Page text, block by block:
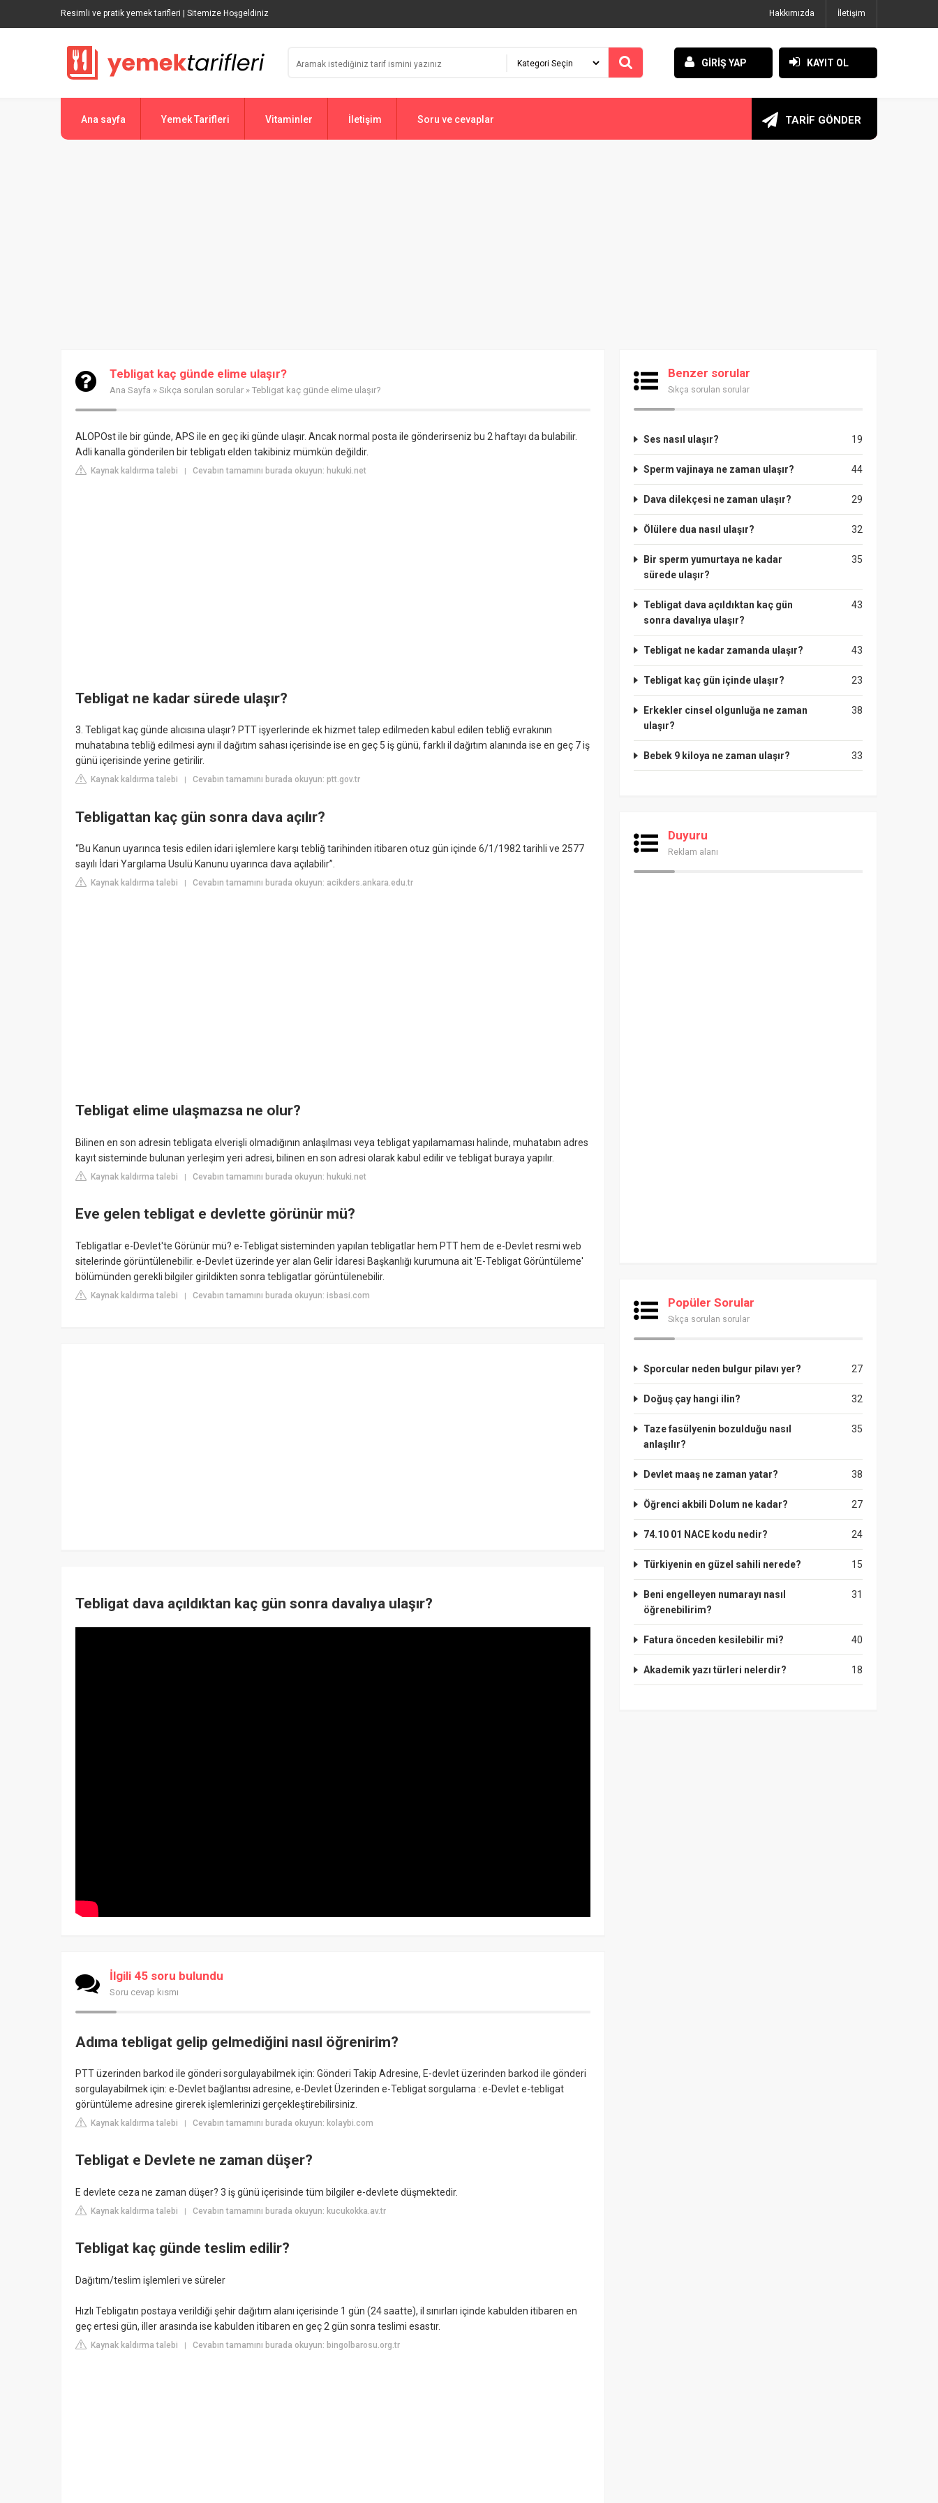
Resimli ve pratik yemek tarifleri | Sitemize Hoşgeldiniz Hakkımızda İletişim
GİRİŞ YAP KAYIT OL
Ana sayfa Yemek Tarifleri Vitaminler İletişim Soru ve cevaplar TARİF GÖNDER
Tebligat kaç günde elime ulaşır?
Ana Sayfa » Sıkça sorulan sorular » Tebligat kaç günde elime ulaşır?
ALOPOst ile bir günde, APS ile en geç iki günde ulaşır. Ancak normal posta ile gönderirseniz bu 2 haftayı da bulabilir.
Adli kanalla gönderilen bir tebligatı elden takibiniz mümkün değildir.
Kaynak kaldırma talebi | Cevabın tamamını burada okuyun: hukuki.net
Tebligat ne kadar sürede ulaşır?
3. Tebligat kaç günde alıcısına ulaşır? PTT işyerlerinde ek hizmet talep edilmeden kabul edilen tebliğ evrakının
muhatabına tebliğ edilmesi aynı il dağıtım sahası içerisinde ise en geç 5 iş günü, farklı il dağıtım alanında ise en geç 7 iş
günü içerisinde yerine getirilir.
Kaynak kaldırma talebi Cevabın tamamını burada okuyun: ptt.gov.tr
Tebligattan kaç gün sonra dava açılır?
“Bu Kanun uyarınca tesis edilen idari işlemlere karşı tebliğ tarihinden itibaren otuz gün içinde 6/1/1982 tarihli ve 2577
sayılı İdari Yargılama Usulü Kanunu uyarınca dava açılabilir”.
Kaynak kaldırma talebi Cevabın tamamını burada okuyun: acikders.ankara.edu.tr
Tebligat elime ulaşmazsa ne olur?
Bilinen en son adresin tebligata elverişli olmadığının anlaşılması veya tebligat yapılamaması halinde, muhatabın adres
kayıt sisteminde bulunan yerleşim yeri adresi, bilinen en son adresi olarak kabul edilir ve tebligat buraya yapılır.
Kaynak kaldırma talebi | Cevabın tamamını burada okuyun: hukuki.net
Eve gelen tebligat e devlette görünür mü?
Tebligatlar e-Devlet'te Görünür mü? e-Tebligat sisteminden yapılan tebligatlar hem PTT hem de e-Devlet resmi web
sitelerinde görüntülenebilir. e-Devlet üzerinde yer alan Gelir İdaresi Başkanlığı kurumuna ait 'E-Tebligat Görüntüleme'
bölümünden gerekli bilgiler girildikten sonra tebligatlar görüntülenebilir.
Kaynak kaldırma talebi | Cevabın tamamını burada okuyun: isbasi.com
Tebligat dava açıldıktan kaç gün sonra davalıya ulaşır?
İlgili 45 soru bulundu
Soru cevap kısmı
Adıma tebligat gelip gelmediğini nasıl öğrenirim?
PTT üzerinden barkod ile gönderi sorgulayabilmek için: Gönderi Takip Adresine, E-devlet üzerinden barkod ile gönderi
sorgulayabilmek için: e-Devlet bağlantısı adresine, e-Devlet Üzerinden e-Tebligat sorgulama : e-Devlet e-tebligat
görüntüleme adresine girerek işlemlerinizi gerçekleştirebilirsiniz.
Kaynak kaldırma talebi | Cevabın tamamını burada okuyun: kolaybi.com
Tebligat e Devlete ne zaman düşer?
E devlete ceza ne zaman düşer? 3 iş günü içerisinde tüm bilgiler e-devlete düşmektedir.
Kaynak kaldırma talebi | Cevabın tamamını burada okuyun: kucukokka.av.tr
Tebligat kaç günde teslim edilir?
Dağıtım/teslim işlemleri ve süreler
Hızlı Tebligatın postaya verildiği şehir dağıtım alanı içerisinde 1 gün (24 saatte), il sınırları içinde kabulden itibaren en
geç ertesi gün, iller arasında ise kabulden itibaren en geç 2 gün sonra teslimi esastır.
Kaynak kaldırma talebi | Cevabın tamamını burada okuyun: bingolbarosu.org.tr
Benzer sorular
Sıkça sorulan sorular
19
Ses nasıl ulaşır?
44
Sperm vajinaya ne zaman ulaşır?
29
Dava dilekçesi ne zaman ulaşır?
32
Ölülere dua nasıl ulaşır?
35
Bir sperm yumurtaya ne kadar
sürede ulaşır?
43
Tebligat dava açıldıktan kaç gün
sonra davalıya ulaşır?
43
Tebligat ne kadar zamanda ulaşır?
23
Tebligat kaç gün içinde ulaşır?
38
Erkekler cinsel olgunluğa ne zaman
ulaşır?
33
Bebek 9 kiloya ne zaman ulaşır?
Duyuru
Reklam alanı
Popüler Sorular
Sıkça sorulan sorular
27
Sporcular neden bulgur pilavı yer?
32
Doğuş çay hangi ilin?
35
Taze fasülyenin bozulduğu nasıl
anlaşılır?
38
Devlet maaş ne zaman yatar?
27
Öğrenci akbili Dolum ne kadar?
24
74.10 01 NACE kodu nedir?
15
Türkiyenin en güzel sahili nerede?
31
Beni engelleyen numarayı nasıl
öğrenebilirim?
40
Fatura önceden kesilebilir mi?
18
Akademik yazı türleri nelerdir?